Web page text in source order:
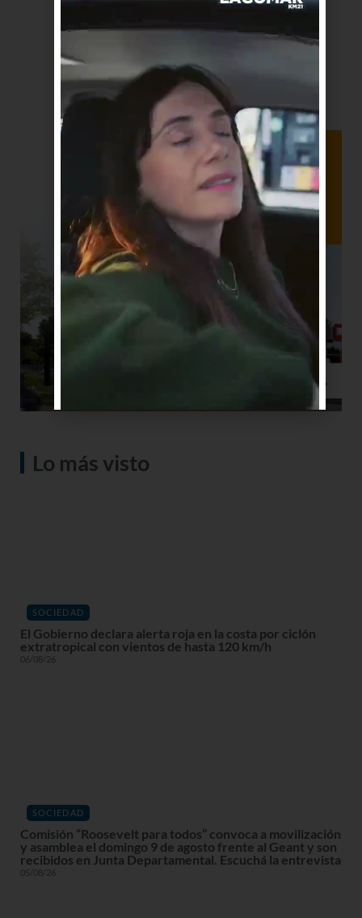
Lo más visto
SOCIEDAD
El Gobierno declara alerta roja en la costa por ciclón
extratropical con vientos de hasta 120 km/h
06/08/26
SOCIEDAD
Comisión “Roosevelt para todos” convoca a movilización
y asamblea el domingo 9 de agosto frente al Geant y son
recibidos en Junta Departamental. Escuchá la entrevista
05/08/26